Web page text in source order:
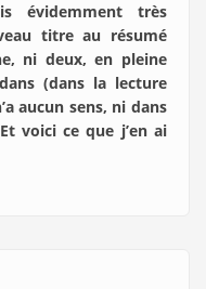
évidemment très
titre au résumé
ni deux, en pleine
(dans la lecture
aucun sens, ni dans
voici ce que j’en ai